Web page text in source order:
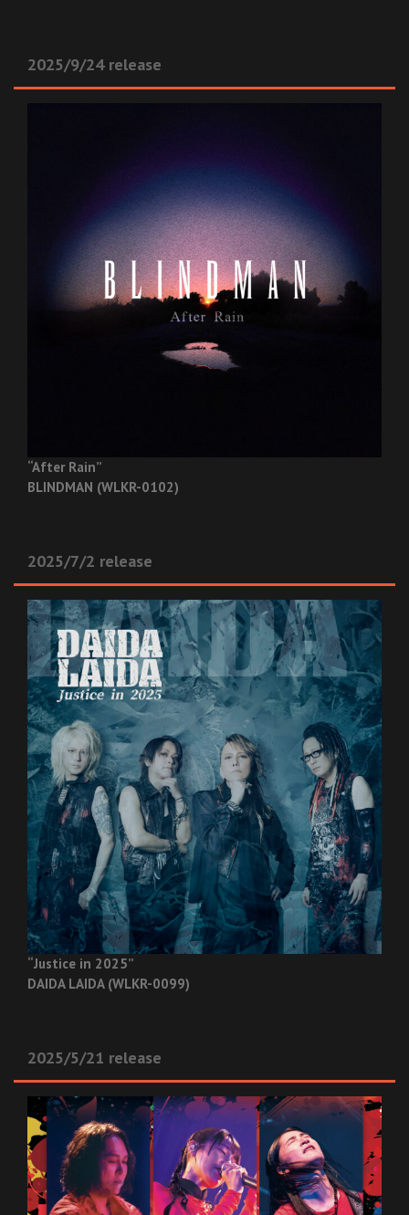
2025/9/24 release
“After Rain”
BLINDMAN (WLKR-0102)
2025/7/2 release
“Justice in 2025”
DAIDA LAIDA (WLKR-0099)
2025/5/21 release